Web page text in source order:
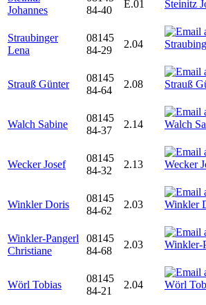
Johannes
84-40
E.01
Straubinger
Lena
08145
84-29
2.04
Strauß Günter
08145
84-64
2.08
Walch Sabine
08145
84-37
2.14
Wecker Josef
08145
84-32
2.13
Winkler Doris
08145
84-62
2.03
Winkler-Pangerl
Christiane
08145
84-68
2.03
Wörl Tobias
08145
84-21
2.04